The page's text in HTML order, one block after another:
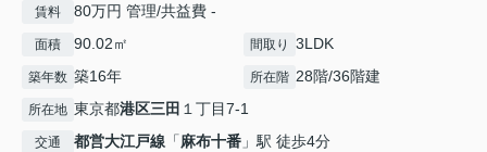
賃料 80万円 管理/共益費 -
面積 90.02㎡ 間取り 3LDK
築年数 築16年 所在階 28階/36階建
所在地 東京都港区三田 １丁目7-1
交通 都営大江戸線 「麻布十番 」駅 徒歩4分